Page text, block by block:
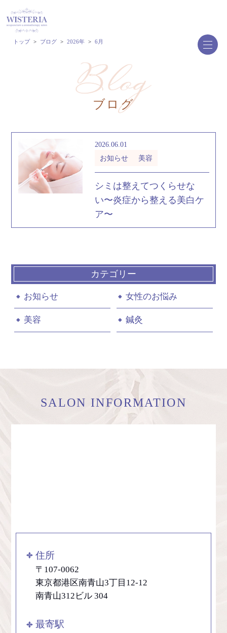
トップ > ブログ > 2026年 > 6月
ブログ
2026.06.01
お知らせ
美容
シミは整えてつくらせな
い〜炎症から整える美白ケ
ア〜
カテゴリー
お知らせ 女性のお悩み
美容 鍼灸
SALON INFORMATION
住所
〒107-0062
東京都港区南青山3丁目12-12
南青山312ビル 304
最寄駅